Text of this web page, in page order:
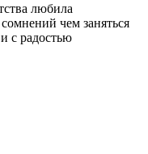
любила
чем заняться
с радостью